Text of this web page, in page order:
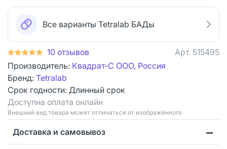
Все варианты Tetralab БАДы
10 отзывов Арт. 515495
Производитель: Квадрат-С ООО, Россия
Бренд: Tetralab
Срок годности: Длинный срок
Доступна оплата онлайн
Bнешний вид товара может отличаться от изображённого
Доставка и самовывоз